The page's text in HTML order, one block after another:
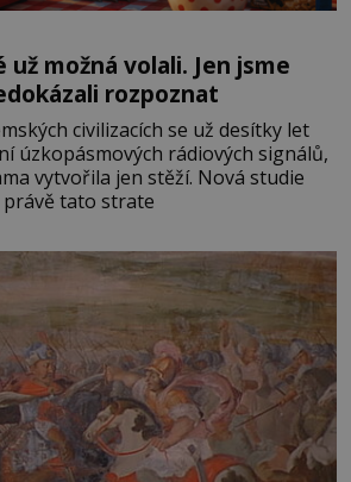
možná volali. Jen jsme
rozpoznat
civilizacích se už desítky let
úzkopásmových rádiových signálů,
vytvořila jen stěží. Nová studie
právě tato strate